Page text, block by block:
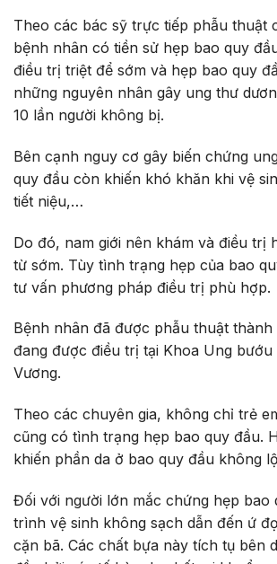
Theo các bác sỹ trực tiếp phẫu thuật
bệnh nhân có tiền sử hẹp bao quy
điều trị triệt để sớm và hẹp bao quy
những nguyên nhân gây ung thư
10 lần người không bị.
Bên cạnh nguy cơ gây biến chứng
quy đầu còn khiến khó khăn khi vệ
tiết niệu,…
Do đó, nam giới nên khám và điều trị
từ sớm. Tùy tình trạng hẹp của bao
tư vấn phương pháp điều trị phù hợp.
Bệnh nhân đã được phẫu thuật thành
đang được điều trị tại Khoa Ung
Vương.
Theo các chuyên gia, không chỉ trẻ
cũng có tình trạng hẹp bao quy đầu.
khiến phần da ở bao quy đầu không
Đối với người lớn mắc chứng hẹp bao
trình vệ sinh không sạch dẫn đến ứ
cặn bã. Các chất bựa này tích tụ bên